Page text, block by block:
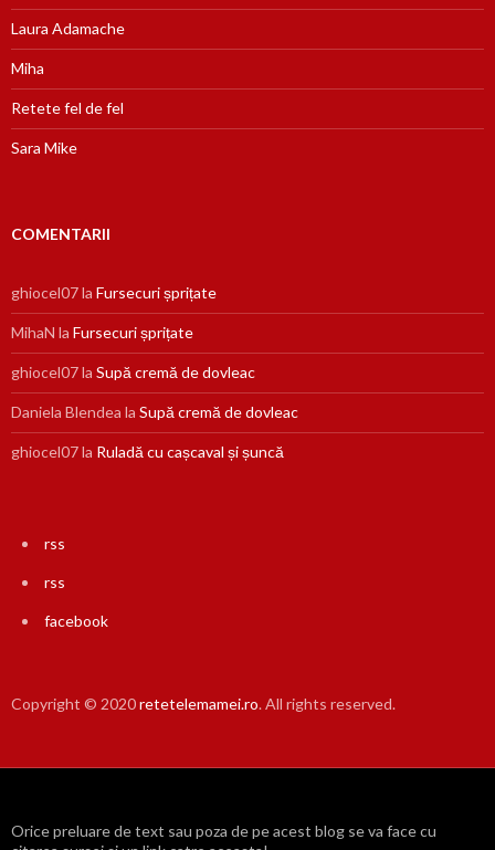
Laura Adamache
Miha
Retete fel de fel
Sara Mike
COMENTARII
ghiocel07la Fursecuri șprițate
MihaN la Fursecuri șprițate
ghiocel07la Supă cremă de dovleac
Daniela Blendea la Supă cremă de dovleac
ghiocel07la Ruladă cu cașcaval și șuncă
rss
rss
facebook
Copyright © 2020retetelemamei.ro. All rights reserved.
Orice preluare de text sau poza de pe acest blog se va face cu